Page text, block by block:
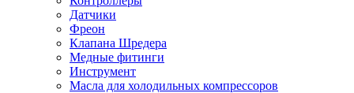
Датчики
Фреон
Клапана Шредера
Медные фитинги
Инструмент
Масла для холодильных компрессоров